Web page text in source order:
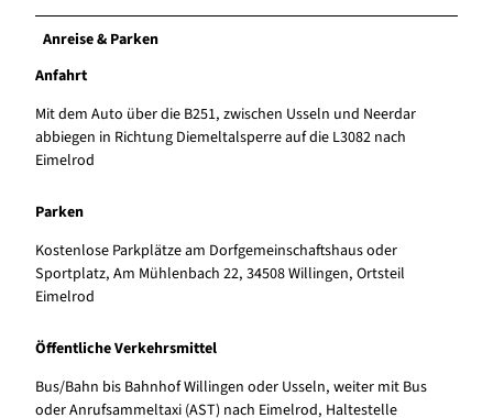
Anreise & Parken
Anfahrt
Mit dem Auto über die B251, zwischen Usseln und Neerdar
abbiegen in Richtung Diemeltalsperre auf die L3082 nach
Eimelrod
Parken
Kostenlose Parkplätze am Dorfgemeinschaftshaus oder
Sportplatz, Am Mühlenbach 22, 34508 Willingen, Ortsteil
Eimelrod
Öffentliche Verkehrsmittel
Bus/Bahn bis Bahnhof Willingen oder Usseln, weiter mit Bus
oder Anrufsammeltaxi (AST) nach Eimelrod, Haltestelle